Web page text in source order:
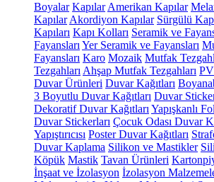
Boyalar Kapılar Amerikan Kapılar
Kapılar Akordiyon Kapılar Sürgülü
Kapıları Kapı Kolları Seramik ve
Fayansları Yer Seramik ve Fayansları
Fayansları Karo Mozaik Mutfak
Tezgahları Ahşap Mutfak Tezgahları
Duvar Ürünleri Duvar Kağıtları
3 Boyutlu Duvar Kağıtları Duvar
Dekoratif Duvar Kağıtları Yapışkanlı
Duvar Stickerları Çocuk Odası Duvar
Yapıştırıcısı Poster Duvar Kağıtları
Duvar Kaplama Silikon ve Mastikler
Köpük Mastik Tavan Ürünleri
İnşaat ve İzolasyon İzolasyon